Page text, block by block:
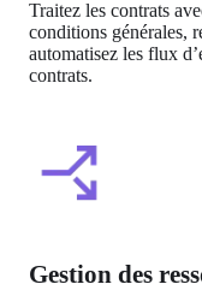
Traitez les contrats
conditions générales,
automatisez les flux
contrats.
Gestion des